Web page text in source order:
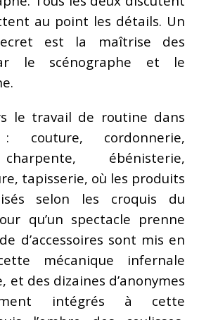
au point les détails. Un
est la maîtrise des
le scénographe et le
le travail de routine dans
couture, cordonnerie,
ébénisterie,
tapisserie, où les produits
selon les croquis du
qu’un spectacle prenne
d’accessoires sont mis en
mécanique infernale
et des dizaines d’anonymes
intégrés à cette